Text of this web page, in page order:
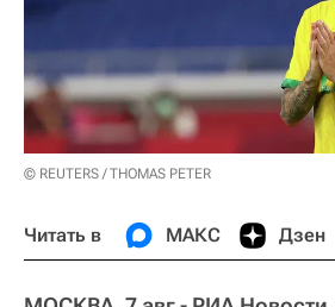
© REUTERS / THOMAS PETER
Читать в МАКС Дзен